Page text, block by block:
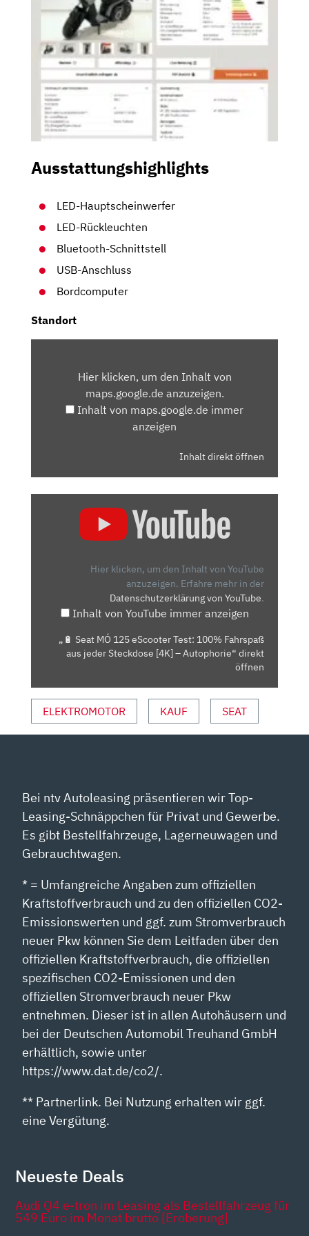
Ausstattungshighlights
LED-Hauptscheinwerfer
LED-Rückleuchten
Bluetooth-Schnittstell
USB-Anschluss
Bordcomputer
Standort
MAPS.GOOGLE.DEHier klicken, um den Inhalt von
maps.google.de anzuzeigen.
Inhalt von maps.google.de immer
anzeigen
Inhalt direkt öffnen
FAHRSPASS A
A
UTOPHORIE“ V
ON Y
Hier klicken, um den Inhalt von YouTube
anzuzeigen. Erfahre mehr in der
Datenschutzerklärung von YouTube.
Inhalt von YouTube immer anzeigen
„🔋 Seat MÓ 125 eScooter Test: 100% Fahrspaß
aus jeder Steckdose [4K] – Autophorie“ direkt
öffnen
ELEKTROMOTOR KAUF SEAT
Bei ntv Autoleasing präsentieren wir Top-
Leasing-Schnäppchen für Privat und Gewerbe.
Es gibt Bestellfahrzeuge, Lagerneuwagen und
Gebrauchtwagen.
* = Umfangreiche Angaben zum offiziellen
Kraftstoffverbrauch und zu den offiziellen CO2-
Emissionswerten und ggf. zum Stromverbrauch
neuer Pkw können Sie dem Leitfaden über den
offiziellen Kraftstoffverbrauch, die offiziellen
spezifischen CO2-Emissionen und den
offiziellen Stromverbrauch neuer Pkw
entnehmen. Dieser ist in allen Autohäusern und
bei der Deutschen Automobil Treuhand GmbH
erhältlich, sowie unter
https://www.dat.de/co2/.
** Partnerlink. Bei Nutzung erhalten wir ggf.
eine Vergütung.
Neueste Deals
Audi Q4 e-tron im Leasing als Bestellfahrzeug für
549 Euro im Monat brutto [Eroberung]